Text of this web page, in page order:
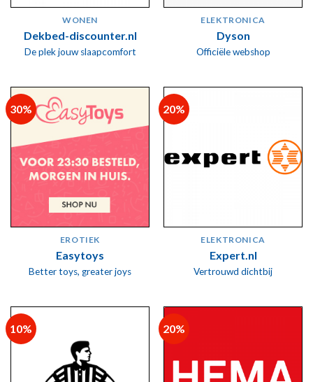
WONEN
Dekbed-discounter.nl
De plek jouw slaapcomfort
ELEKTRONICA
Dyson
Officiële webshop
30%
EROTIEK
Easytoys
Better toys, greater joys
20%
ELEKTRONICA
Expert.nl
Vertrouwd dichtbij
10% 20%